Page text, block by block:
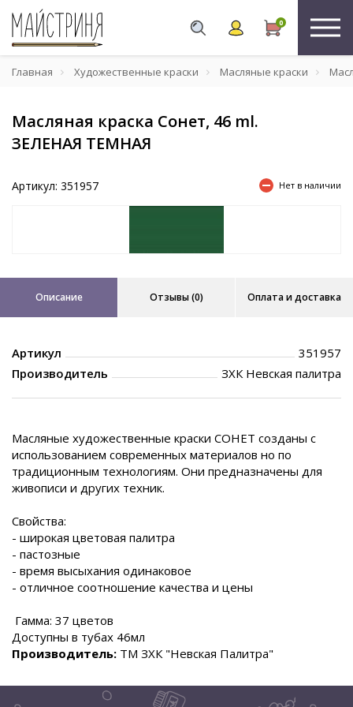
0
Главная Художественные краски Масляные краски
Масляная краска Сонет, 46 ml.
ЗЕЛЕНАЯ ТЕМНАЯ
Артикул: 351957 Нет в наличии
Описание Отзывы (0) Оплата и доставка
Артикул
351957
Производитель
ЗХК Невская палитра
Масляные художественные краски СОНЕТ созданы с
использованием современных материалов но по
традиционным технологиям. Они предназначены для
живописи и других техник.
Свойства:
- широкая цветовая палитра
- пастозные
- время высыхания одинаковое
- отличное соотношение качества и цены
Гамма: 37 цветов
Доступны в тубах 46мл
Производитель: ТМ ЗХК "Невская Палитра"